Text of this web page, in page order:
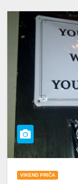
VIKEND PRIČA